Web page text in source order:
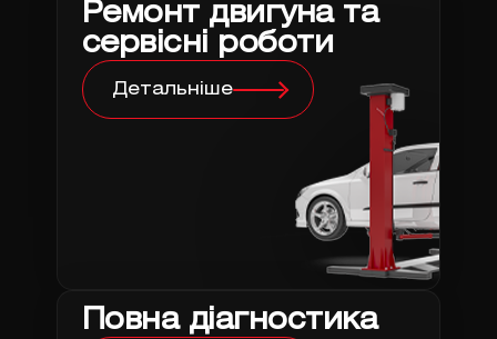
Ремонт двигуна та
сервісні роботи
Детальніше
Повна діагностика